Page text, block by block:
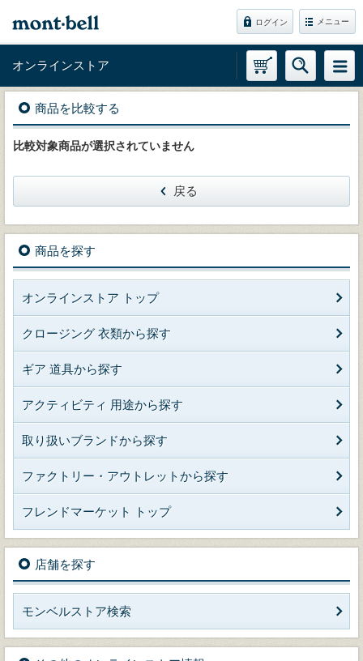
ログイン メニュー
オンラインストア
商品を比較する
比較対象商品が選択されていません
戻る
商品を探す
オンラインストア トップ
クロージング 衣類から探す
ギア 道具から探す
アクティビティ 用途から探す
取り扱いブランドから探す
ファクトリー・アウトレットから探す
フレンドマーケット トップ
店舗を探す
モンベルストア検索